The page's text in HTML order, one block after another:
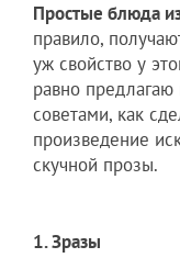
Простые блюда
правило,
уж свойство у
равно предлагаю
советами, как
произведение
скучной прозы.
1. Зразы